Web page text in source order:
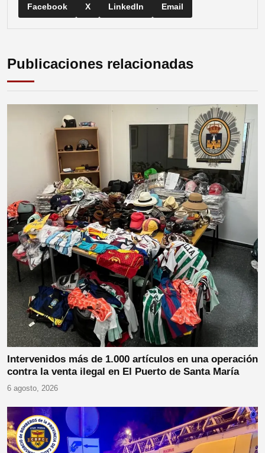
Facebook X LinkedIn Email
Publicaciones relacionadas
Intervenidos más de 1.000 artículos en una operación
contra la venta ilegal en El Puerto de Santa María
6 agosto, 2026